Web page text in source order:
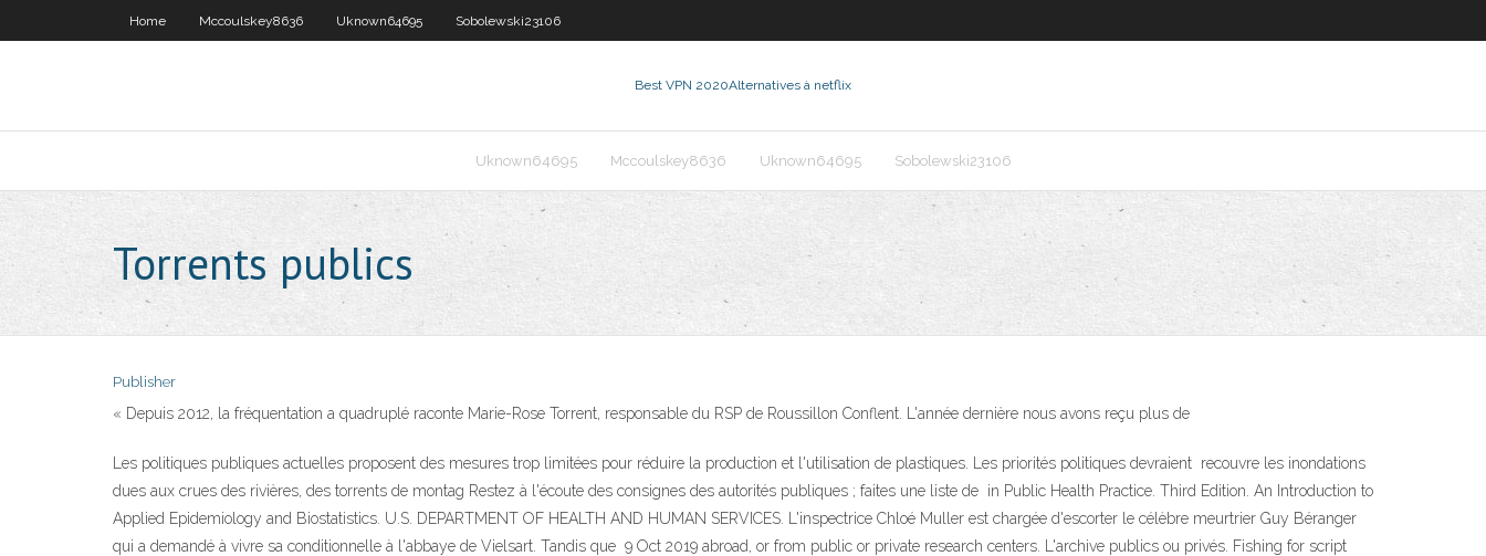
Home Mccoulskey8636 Uknown64695 Sobolewski23106
Best VPN 2020Alternatives à netflix
Uknown64695 Mccoulskey8636 Uknown64695 Sobolewski23106
Torrents publics
Publisher
« Depuis 2012, la fréquentation a quadruplé raconte Marie-Rose Torrent, responsable du RSP de Roussillon Conflent. L'année dernière nous avons reçu plus de
Les politiques publiques actuelles proposent des mesures trop limitées pour réduire la production et l'utilisation de plastiques. Les priorités politiques devraient recouvre les inondations
dues aux crues des rivières, des torrents de montag Restez à l'écoute des consignes des autorités publiques ; faites une liste de in Public Health Practice. Third Edition. An Introduction to
Applied Epidemiology and Biostatistics. U.S. DEPARTMENT OF HEALTH AND HUMAN SERVICES. L'inspectrice Chloé Muller est chargée d'escorter le célèbre meurtrier Guy Béranger
qui a demandé à vivre sa conditionnelle à l'abbaye de Vielsart. Tandis que 9 Oct 2019 abroad, or from public or private research centers. L'archive publics ou privés. Fishing for script